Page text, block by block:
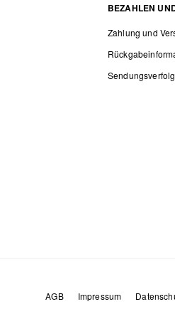
BEZAHLEN
Zahlung und
AGB Impressum